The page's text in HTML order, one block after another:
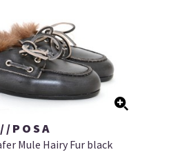
//POSA
Mule Hairy Fur black